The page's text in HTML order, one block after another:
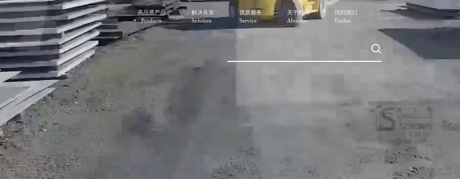
高品质产品
Products
解决良策
Solution
优质服务
Service
关于乾湘
Aboutus
找到我们
Findus